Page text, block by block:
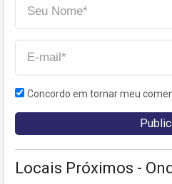
Concordo em tornar meu
Locais Próximos -